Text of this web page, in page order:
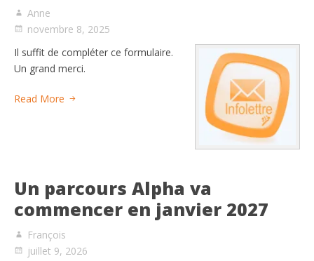
Anne
novembre 8, 2025
Il suffit de compléter ce formulaire.
Un grand merci.
Read More
Un parcours Alpha va
commencer en janvier 2027
François
juillet 9, 2026